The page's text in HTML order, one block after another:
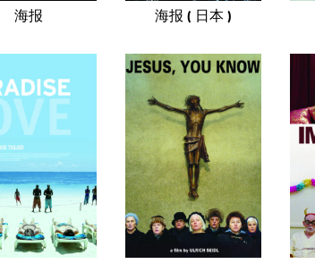
海报 海报 ( 日本 )